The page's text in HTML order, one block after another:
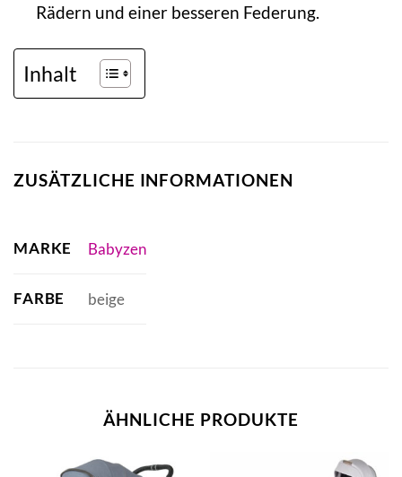
Rädern und einer besseren Federung.
Inhalt
ZUSÄTZLICHE INFORMATIONEN
MARKE Babyzen
FARBE beige
ÄHNLICHE PRODUKTE